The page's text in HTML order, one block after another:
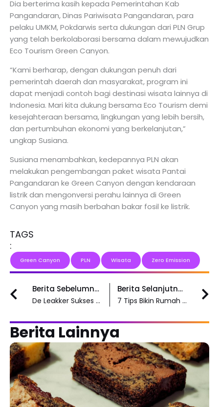
Dia berterima kasih kepada Pemerintahan Kab
Pangandaran, Dinas Pariwisata Pangandaran, para
pelaku UMKM, Pokdarwis serta dukungan dari PLN Grup
yang telah berkolaborasi bersama dalam mewujudkan
Eco Tourism Green Canyon.
“Kami berharap, dengan dukungan penuh dari
pemerintah daerah dan masyarakat, program ini
dapat menjadi contoh bagi destinasi wisata lainnya di
Indonesia. Mari kita dukung bersama Eco Tourism demi
kesejahteraan bersama, lingkungan yang lebih bersih,
dan pertumbuhan ekonomi yang berkelanjutan,”
ungkap Susiana.
Susiana menambahkan, kedepannya PLN akan
melakukan pengembangan paket wisata Pantai
Pangandaran ke Green Canyon dengan kendaraan
listrik dan mengonversi perahu lainnya di Green
Canyon yang masih berbahan bakar fosil ke listrik.
TAGS
:
Green Canyon PLN Wisata Zero Emission
Prev Berita Sebelumnya
De Leakker Sukses Kembangkan Usaha dengan KUR
Berita Selanjutnya
7 Tips Bikin Rumah Tahan Gempa, Perhatikan Pondasi hingga Sistem Drainase
Berita Lainnya